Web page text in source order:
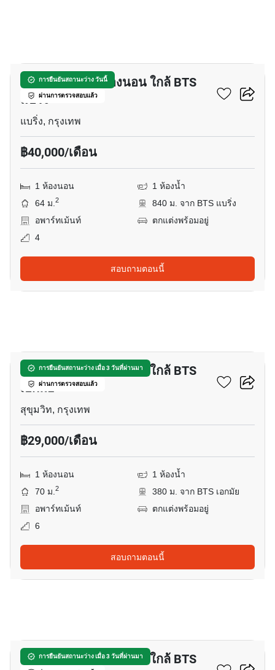
การยืนยันสถานะว่าง วันนี้
ผ่านการตรวจสอบแล้ว
อพาร์ทเมนต์ 1-ห้องนอน ใกล้ BTS
แบริ่ง
แบริ่ง, กรุงเทพ
฿40,000/เดือน
1 ห้องนอน
1 ห้องน้ำ
64 ม.2
840 ม. จาก BTS แบริ่ง
อพาร์ทเม้นท์
ตกแต่งพร้อมอยู่
4
สอบถามตอนนี้
การยืนยันสถานะว่าง เมื่อ 3 วันที่ผ่านมา
ผ่านการตรวจสอบแล้ว
อพาร์ทเมนต์ 1-ห้องนอน ใกล้ BTS
เอกมัย
สุขุมวิท, กรุงเทพ
฿29,000/เดือน
1 ห้องนอน
1 ห้องน้ำ
70 ม.2
380 ม. จาก BTS เอกมัย
อพาร์ทเม้นท์
ตกแต่งพร้อมอยู่
6
สอบถามตอนนี้
การยืนยันสถานะว่าง เมื่อ 3 วันที่ผ่านมา
อพาร์ทเมนต์ 1-ห้องนอน ใกล้ BTS